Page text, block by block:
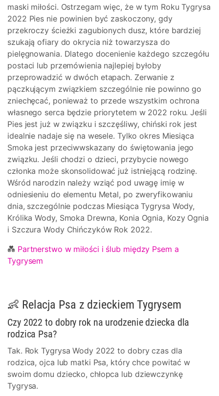
maski miłości. Ostrzegam więc, że w tym Roku Tygrysa
2022 Pies nie powinien być zaskoczony, gdy
przekroczy ścieżki zagubionych dusz, które bardziej
szukają ofiary do okrycia niż towarzysza do
pielęgnowania. Dlatego docenienie każdego szczegółu
postaci lub przemówienia najlepiej byłoby
przeprowadzić w dwóch etapach. Zerwanie z
pączkującym związkiem szczególnie nie powinno go
zniechęcać, ponieważ to przede wszystkim ochrona
własnego serca będzie priorytetem w 2022 roku. Jeśli
Pies jest już w związku i szczęśliwy, chiński rok jest
idealnie nadaje się na wesele. Tylko okres Miesiąca
Smoka jest przeciwwskazany do świętowania jego
związku. Jeśli chodzi o dzieci, przybycie nowego
członka może skonsolidować już istniejącą rodzinę.
Wśród narodzin należy wziąć pod uwagę imię w
odniesieniu do elementu Metal, po zweryfikowaniu
dnia, szczególnie podczas Miesiąca Tygrysa Wody,
Królika Wody, Smoka Drewna, Konia Ognia, Kozy Ognia
i Szczura Wody Chińczyków Rok 2022.
💑 Partnerstwo w miłości i ślub między Psem a
Tygrysem
👶 Relacja Psa z dzieckiem Tygrysem
Czy 2022 to dobry rok na urodzenie dziecka dla
rodzica Psa?
Tak. Rok Tygrysa Wody 2022 to dobry czas dla
rodzica, ojca lub matki Psa, który chce powitać w
swoim domu dziecko, chłopca lub dziewczynkę
Tygrysa.